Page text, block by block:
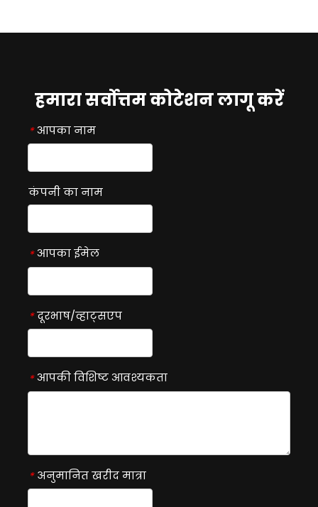
हमारा सर्वोत्तम कोटेशन लागू करें
* आपका नाम
कंपनी का नाम
* आपका ईमेल
* दूरभाष/व्हाट्सएप
* आपकी विशिष्ट आवश्यकता
* अनुमानित खरीद मात्रा